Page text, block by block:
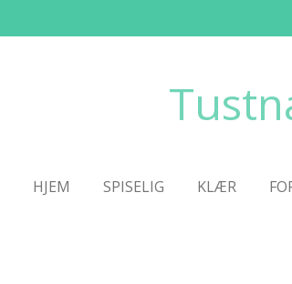
HJEM SPISELIG KLÆR